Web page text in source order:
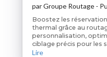
parGroupe Routage-
Boostez les
thermal grâce au
personnalisation,
ciblage précis pour les
Lire